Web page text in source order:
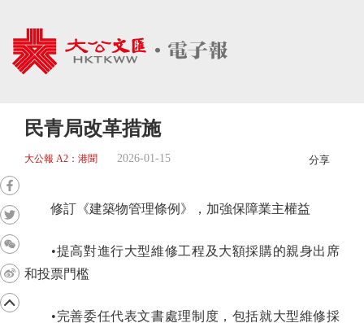
民青局改革措施
大公報 A2：港聞 2026-01-15 分享
修訂《建築物管理條例》，加強保障業主權益
•提高對進行大型維修工程及大額採購的親身出席
和投票門檻
•完善委任代表文書處理制度，包括就大型維修採